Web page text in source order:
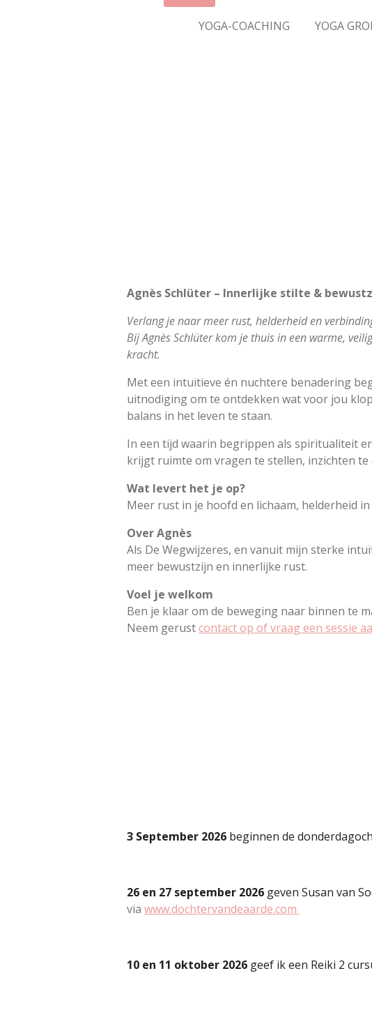
YOGA-COACHING
YOGA
Agnès Schlüter – Innerlijke stilte &
Verlang je naar meer rust, helderheid en
Bij Agnès Schlüter kom je thuis in een warme,
kracht.
Met een intuïtieve én nuchtere benadering
uitnodiging om te ontdekken wat voor jou
balans in het leven te staan.
In een tijd waarin begrippen als spiritualiteit
krijgt ruimte om vragen te stellen, inzichten
Wat levert het je op?
Meer rust in je hoofd en lichaam, helderheid
Over Agnès
Als De Wegwijzeres, en vanuit mijn sterke
meer bewustzijn en innerlijke rust.
Voel je welkom
Ben je klaar om de beweging naar binnen te
Neem gerustcontact op of vraag een sessie
3 September 2026 beginnen de
26 en 27 september 2026 geven Susan van
via www.dochtervandeaarde.com
10 en 11 oktober 2026 geef ik een Reiki 2